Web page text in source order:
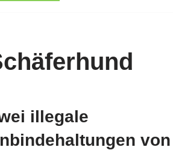
illegale
von